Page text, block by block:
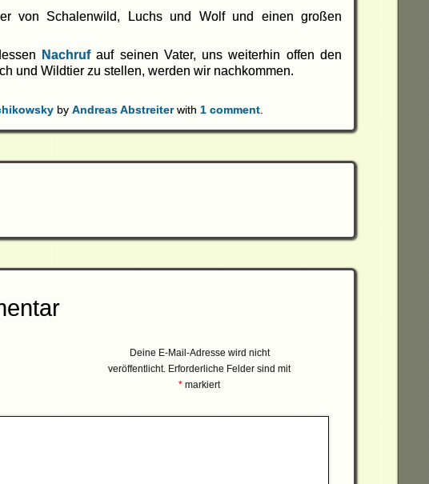
von Schalenwild, Luchs und Wolf und einen großen
Nachrufauf seinen Vater, uns weiterhin offen den
und Wildtier zu stellen, werden wir nachkommen.
byAndreas Abstreiterwith 1 comment
Deine E-Mail-Adresse wird nicht
veröffentlicht. Erforderliche Felder sind mit
* markiert